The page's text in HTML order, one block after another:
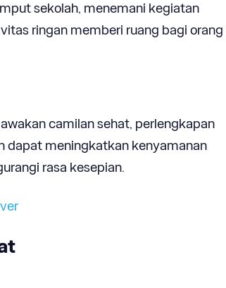
sekolah, menemani kegiatan
ringan memberi ruang bagi orang
camilan sehat, perlengkapan
dapat meningkatkan kenyamanan
rasa kesepian.